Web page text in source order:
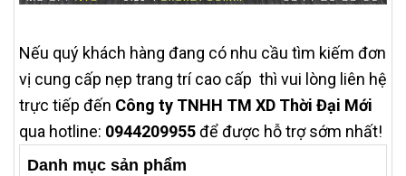
Nếu quý khách hàng đang có nhu cầu tìm kiếm đơn
vị cung cấp nẹp trang trí cao cấp thì vui lòng liên hệ
trực tiếp đến Công ty TNHH TM XD Thời Đại Mới
qua hotline: 0944209955để được hỗ trợ sớm nhất!
Danh mục sản phẩm